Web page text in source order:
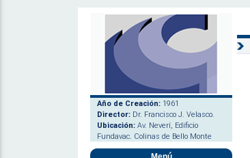
Año de Creación: 1961
Director: Dr. Francisco J. Velasco.
Ubicación: Av. Neverí, Edificio
Fundavac. Colinas de Bello Monte